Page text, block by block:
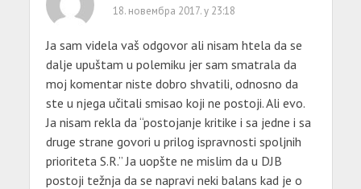
18. новембра 2017. у 23:18
Ja sam videla vaš odgovor ali nisam htela da se
dalje upuštam u polemiku jer sam smatrala da
moj komentar niste dobro shvatili, odnosno da
ste u njega učitali smisao koji ne postoji. Ali evo.
Ja nisam rekla da “postojanje kritike i sa jedne i sa
druge strane govori u prilog ispravnosti spoljnih
prioriteta S.R.” Ja uopšte ne mislim da u DJB
postoji težnja da se napravi neki balans kad je o